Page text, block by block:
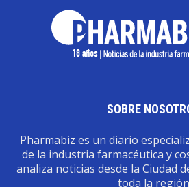
SOBRE
Pharmabiz es un diario
de la industria farmacéutica y
analiza noticias desde la Ciudad
toda la región